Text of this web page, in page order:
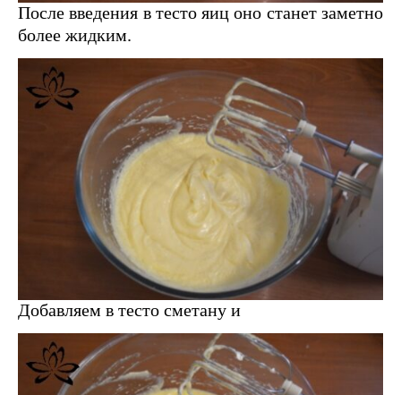
После введения в тесто яиц оно станет заметно
более жидким.
Добавляем в тесто сметану и